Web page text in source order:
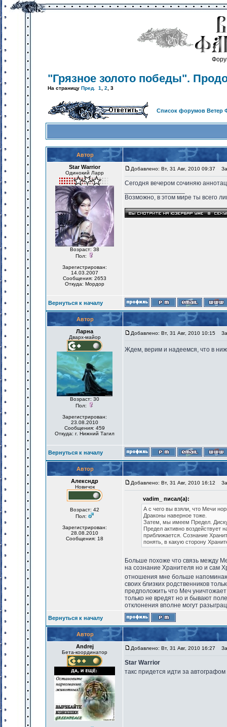
"Грязное золото победы".
На страницу Пред. 1 2 3
Список форумов Ветер
Автор
Star Warrior
Одинокий Ларр
Возраст: 38
Пол:
Зарегистрирован:
14.03.2007
Сообщения: 2653
Откуда: Мордор
Добавлено: Вт, 31 Авг, 2010 09:37
Сегодня вечером сочиняю
Возможно, в этом мире ты всего
Вернуться к началу
Автор
Ларна
Дварх-майор
Возраст: 30
Пол:
Зарегистрирован:
23.08.2010
Сообщения: 459
Откуда: г. Нижний Тагил
Добавлено: Вт, 31 Авг, 2010 10:15
Ждем, верим и надеемся, что в
Вернуться к началу
Автор
Алексндр
Новичок
Возраст: 42
Пол:
Зарегистрирован:
28.08.2010
Сообщения: 18
Добавлено: Вт, 31 Авг, 2010 16:12
vadim_ писал(а):
А с чего вы взяли, что Мечи
Драконы наверное тоже.
Затем, мы имеем Предел.
Предел активно воздействует
приближается. Сознание
понять, в какую сторону
Больше похоже что связь между
на сознание Хранителя но и сам
отношения мне больше
своих близких родственников
предположить что Меч
только не вредят но и бывают
отклонения вполне могут
Вернуться к началу
Автор
Andrej
Бета-координатор
Добавлено: Вт, 31 Авг, 2010 16:27
Star Warrior
такс придется идти за